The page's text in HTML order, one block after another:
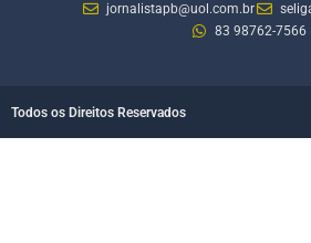
jornalistapb@uol.com.br
83 98762-7566
Todos os Direitos Reservados